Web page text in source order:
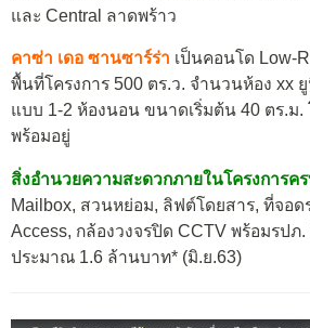
และ Central ลาดพร้าว
คาซ่า เดอ ซานซาร์ร่า เป็นคอนโด Low-
พื้นที่โครงการ 500 ตร.ว. จำนวนห้อง xx
แบบ 1-2 ห้องนอน ขนาดเริ่มต้น 40 ตร.ม.
พร้อมอยู่
สิ่งอำนวยความสะดวกภายในโครงการค
Mailbox, สวนหย่อม, ลิฟต์โดยสาร, ที่จอด
Access, กล้องวงจรปิด CCTV พร้อมรปภ
ประมาณ 1.6 ล้านบาท* (มิ.ย.63)